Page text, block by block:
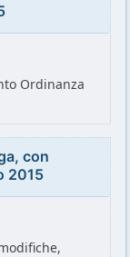
Ordinanza
con
2015